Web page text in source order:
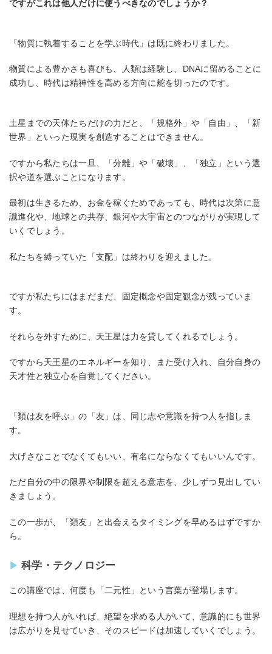
ですがこれは他人だけに使うべきなのでしょうか？
「物質に執着することを学ぶ時代」は既に終わりました。
物質による豊かさも喜びも、人類は経験し、DNAに留めることに
成功し、時代は精神性を高める方向に舵を切ったのです。
土星までの天体たちだけの力だと、「規格外」や「自由」、「新
世界」といった現実を創造することはできません。
ですから私たちは一旦、「分離」や「破壊」、「独立」という選
択や道を選ぶことになります。
最初は生きるため、お金を稼ぐためであっても、時代は次第に意
識進化や、地球との共存、銀河や大宇宙とのつながりが実現して
いくでしょう。
私たちを縛っていた「支配」は終わりを迎えました。
ですが私たちにはまだまだ、固定概念や固定観念が残っていま
す。
それらを外すために、天王星は力を貸してくれるでしょう。
ですから天王星のエネルギーを知り、また受け入れ、自分自身の
天才性と独立心を自覚してください。
「類は友を呼ぶ」の「友」は、同じ志や意識を持つ人を指しま
す。
大げさなことでなくてもいい、有名にならなくてもいいんです。
ただ自分の中の限界や制限を超える意志を、少しずつ見出してい
きましょう。
この一歩が、「類友」と出会えるタイミングを早めるはずですか
ら。
科学・テクノロジー
この講座では、何度も「二元性」という言葉が登場します。
理想を持つ人がいれば、絶望を求める人がいて、意識的にも世界
は広がりを見せていき、そのスピードは加速していくでしょう。